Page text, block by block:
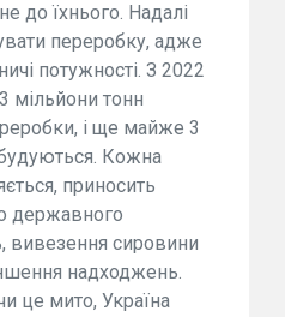
до їхнього. Надалі
переробку, адже
потужності. З 2022
мільйони тонн
і ще майже 3
Кожна
приносить
державного
вивезення сировини
надходжень.
це мито, Україна